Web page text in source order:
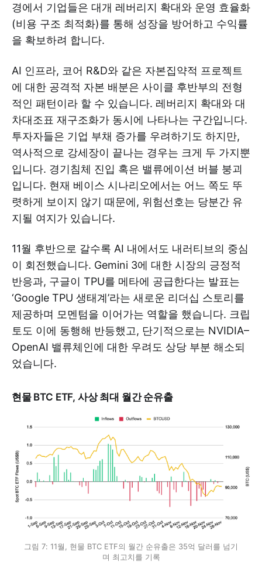
경에서 기업들은 대개 레버리지 확대와 운영 효율화
(비용 구조 최적화)를 통해 성장을 방어하고 수익률
을 확보하려 합니다.
AI 인프라, 코어 R&D와 같은 자본집약적 프로젝트
에 대한 공격적 자본 배분은 사이클 후반부의 전형
적인 패턴이라 할 수 있습니다. 레버리지 확대와 대
차대조표 재구조화가 동시에 나타나는 구간입니다.
투자자들은 기업 부채 증가를 우려하기도 하지만,
역사적으로 강세장이 끝나는 경우는 크게 두 가지뿐
입니다. 경기침체 진입 혹은 밸류에이션 버블 붕괴
입니다. 현재 베이스 시나리오에서는 어느 쪽도 뚜
렷하게 보이지 않기 때문에, 위험선호는 당분간 유
지될 여지가 있습니다.
11월 후반으로 갈수록 AI 내에서도 내러티브의 중심
이 회전했습니다. Gemini 3에 대한 시장의 긍정적
반응과, 구글이 TPU를 메타에 공급한다는 발표는
‘Google TPU 생태계’라는 새로운 리더십 스토리를
제공하며 모멘텀을 이어가는 역할을 했습니다. 크립
토도 이에 동행해 반등했고, 단기적으로는 NVIDIA–
OpenAI 밸류체인에 대한 우려도 상당 부분 해소되
었습니다.
현물 BTC ETF, 사상 최대 월간 순유출
그림 7: 11월, 현물 BTC ETF의 월간 순유출은 35억 달러를 넘기
며 최고치를 기록